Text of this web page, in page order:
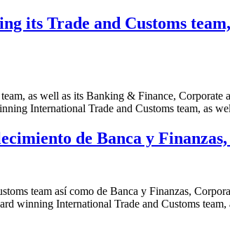
its Trade and Customs
as well as its Banking & Finance,
International Trade and Customs team, as
de Banca y
team así como de Banca y Finanzas,
winning International Trade and Customs